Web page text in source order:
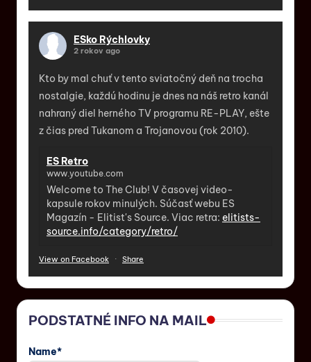
ESko Rýchlovky
2 rokov ago
Kto by mal chuť v tento sviatočný deň na trocha
nostalgie, každú hodinu je dnes na náš retro kanál
nahraný diel herného TV programu RE-PLAY, ešte
z čias pred Tukanom a Trojanovou (rok 2010).
ES Retro
www.youtube.com
Welcome to The Club! V časovej video-
kapsule rokov minulých. Súčasť webu ES
Magazín - Elitist's Source. Viac retra: elitists-
source.info/category/retro/
View on Facebook · Share
PODSTATNÉ INFO NA MAIL
Name*